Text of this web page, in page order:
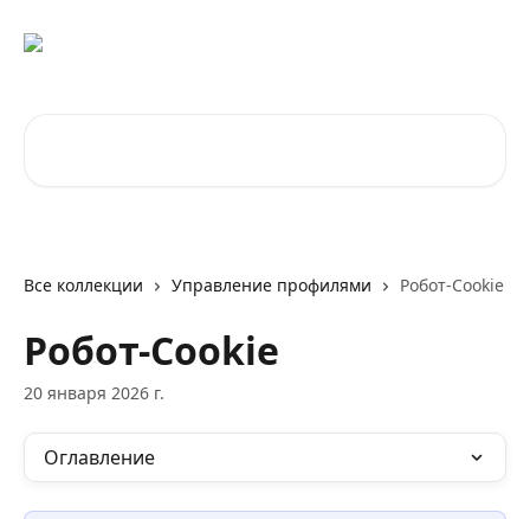
Все коллекции Управление профилями Робот-Cookie
Робот-Cookie
20 января 2026 г.
Оглавление